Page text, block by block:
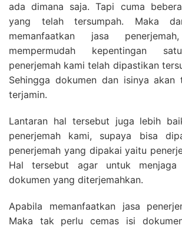
ada dimana saja. Tapi cuma
yang telah tersumpah. Maka
memanfaatkan jasa
mempermudah kepentingan
penerjemah kami telah dipastikan
Sehingga dokumen dan isinya akan
terjamin.
Lantaran hal tersebut juga lebih
penerjemah kami, supaya bisa
penerjemah yang dipakai yaitu
Hal tersebut agar untuk menjaga
dokumen yang diterjemahkan.
Apabila memanfaatkan jasa
Maka tak perlu cemas isi